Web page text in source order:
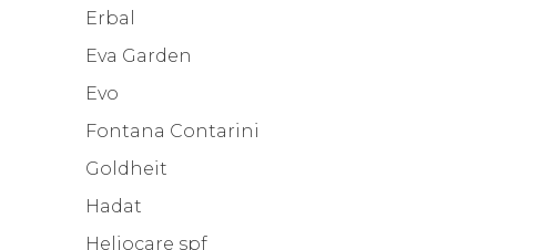
Erbal
Eva Garden
Evo
Fontana Contarini
Goldheit
Hadat
Heliocare spf